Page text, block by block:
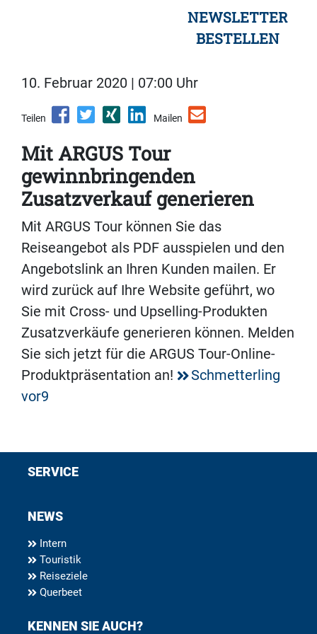
NEWSLETTER
BESTELLEN
10. Februar 2020 | 07:00 Uhr
Teilen Mailen
Mit ARGUS Tour
gewinnbringenden
Zusatzverkauf generieren
Mit ARGUS Tour können Sie das
Reiseangebot als PDF ausspielen und den
Angebotslink an Ihren Kunden mailen. Er
wird zurück auf Ihre Website geführt, wo
Sie mit Cross- und Upselling-Produkten
Zusatzverkäufe generieren können. Melden
Sie sich jetzt für die ARGUS Tour-Online-
Produktpräsentation an!
Schmetterling
vor9
SERVICE
NEWS
Intern
Touristik
Reiseziele
Querbeet
KENNEN SIE AUCH?